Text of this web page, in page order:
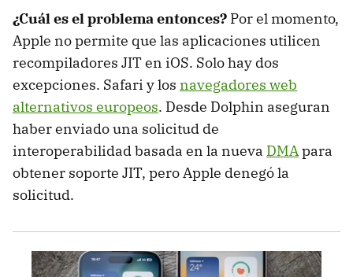
¿Cuál es el problema entonces? Por el momento,
Apple no permite que las aplicaciones utilicen
recompiladores JIT en iOS. Solo hay dos
excepciones. Safari y los navegadores web
alternativos europeos. Desde Dolphin aseguran
haber enviado una solicitud de
interoperabilidad basada en la nueva DMApara
obtener soporte JIT, pero Apple denegó la
solicitud.